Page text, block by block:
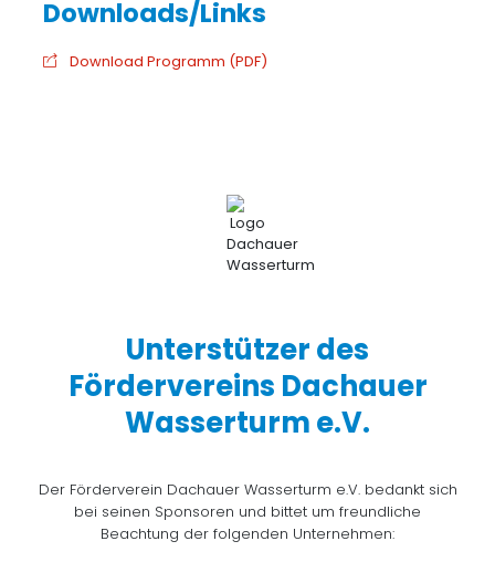
Download Programm (PDF)
Unterstützer des
Fördervereins Dachauer
Wasserturm e.V.
Der Förderverein Dachauer Wasserturm e.V. bedankt sich
bei seinen Sponsoren und bittet um freundliche
Beachtung der folgenden Unternehmen: